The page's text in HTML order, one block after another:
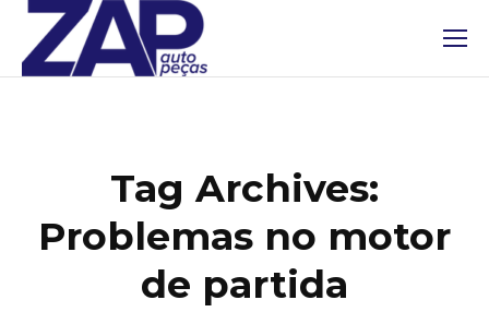
Tag Archives:
Problemas no motor
de partida